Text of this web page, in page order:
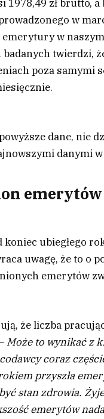
1978,49 zł brutto,
w
emerytury w
badanych twierdzi,
poza samymi
dane, nie
danymi w
koniec ubiegłego
uwagę, że to o
emerytów
że liczba
Może to wynikać z
coraz
przyszła
stan zdrowia.
emerytów